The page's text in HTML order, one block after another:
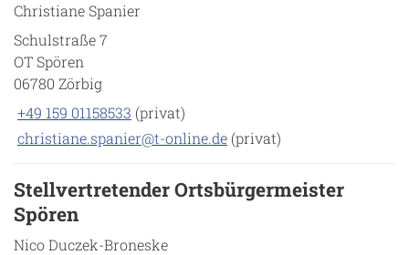
Christiane Spanier
Schulstraße 7
OT Spören
06780 Zörbig
+49 159 01158533 (privat)
christiane.spanier@t-online.de (privat)
Stellvertretender Ortsbürgermeister
Spören
Nico Duczek-Broneske